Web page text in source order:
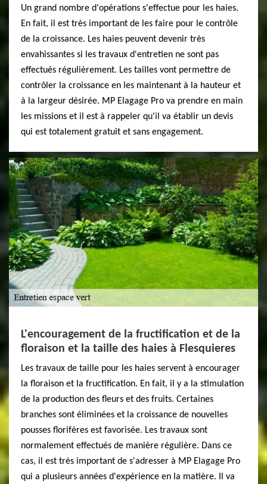
Un grand nombre d'opérations s'effectue pour les haies.
En fait, il est très important de les faire pour le contrôle
de la croissance. Les haies peuvent devenir très
envahissantes si les travaux d'entretien ne sont pas
effectués régulièrement. Les tailles vont permettre de
contrôler la croissance en les maintenant à la hauteur et
à la largeur désirée. MP Elagage Pro va prendre en main
les missions et il est à rappeler qu'il va établir un devis
qui est totalement gratuit et sans engagement.
L'encouragement de la fructification et de la
floraison et la taille des haies à Flesquieres
Les travaux de taille pour les haies servent à encourager
la floraison et la fructification. En fait, il y a la stimulation
de la production des fleurs et des fruits. Certaines
branches sont éliminées et la croissance de nouvelles
pousses florifères est favorisée. Les travaux sont
normalement effectués de manière régulière. Dans ce
cas, il est très important de s'adresser à MP Elagage Pro
qui a plusieurs années d'expérience en la matière. Il va